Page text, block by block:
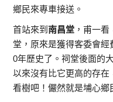
鄉民來專車接送。
首站來到南昌堂 ，甫一
堂，原來是獲得客委會
0年歷史了。祠堂後面的
以來沒有比它更高的存
看樹吧！儼然就是埔心鄉